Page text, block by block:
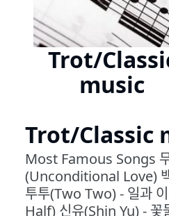
Trot/
music
Trot/Classic
Most Famous Songs
(Unconditional Love)
투투(Two Two) - 일과
Half) 신유(Shin Yu) -